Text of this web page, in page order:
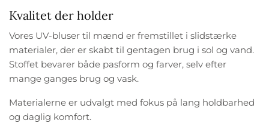
Kvalitet der holder
Vores UV-bluser til mænd er fremstillet i slidstærke
materialer, der er skabt til gentagen brug i sol og vand.
Stoffet bevarer både pasform og farver, selv efter
mange ganges brug og vask.
Materialerne er udvalgt med fokus på lang holdbarhed
og daglig komfort.